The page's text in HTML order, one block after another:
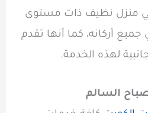
منزل نظيف ذات مستوى
أركانه، كما أنها تقدم
لهذه الخدمة.
السالم